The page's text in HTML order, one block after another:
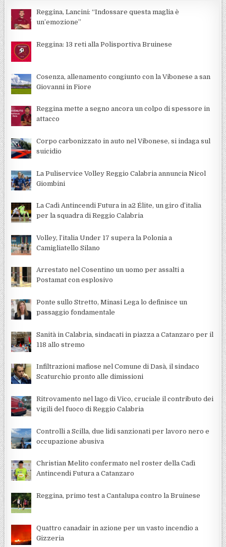
Reggina, Lancini: “Indossare questa maglia è
un’emozione”
Reggina: 13 reti alla Polisportiva Bruinese
Cosenza, allenamento congiunto con la Vibonese a san
Giovanni in Fiore
Reggina mette a segno ancora un colpo di spessore in
attacco
Corpo carbonizzato in auto nel Vibonese, si indaga sul
suicidio
La Puliservice Volley Reggio Calabria annuncia Nicol
Giombini
La Cadì Antincendi Futura in a2 Élite, un giro d’italia
per la squadra di Reggio Calabria
Volley, l’italia Under 17 supera la Polonia a
Camigliatello Silano
Arrestato nel Cosentino un uomo per assalti a
Postamat con esplosivo
Ponte sullo Stretto, Minasi Lega lo definisce un
passaggio fondamentale
Sanità in Calabria, sindacati in piazza a Catanzaro per il
118 allo stremo
Infiltrazioni mafiose nel Comune di Dasà, il sindaco
Scaturchio pronto alle dimissioni
Ritrovamento nel lago di Vico, cruciale il contributo dei
vigili del fuoco di Reggio Calabria
Controlli a Scilla, due lidi sanzionati per lavoro nero e
occupazione abusiva
Christian Melito confermato nel roster della Cadì
Antincendi Futura a Catanzaro
Reggina, primo test a Cantalupa contro la Bruinese
Quattro canadair in azione per un vasto incendio a
Gizzeria